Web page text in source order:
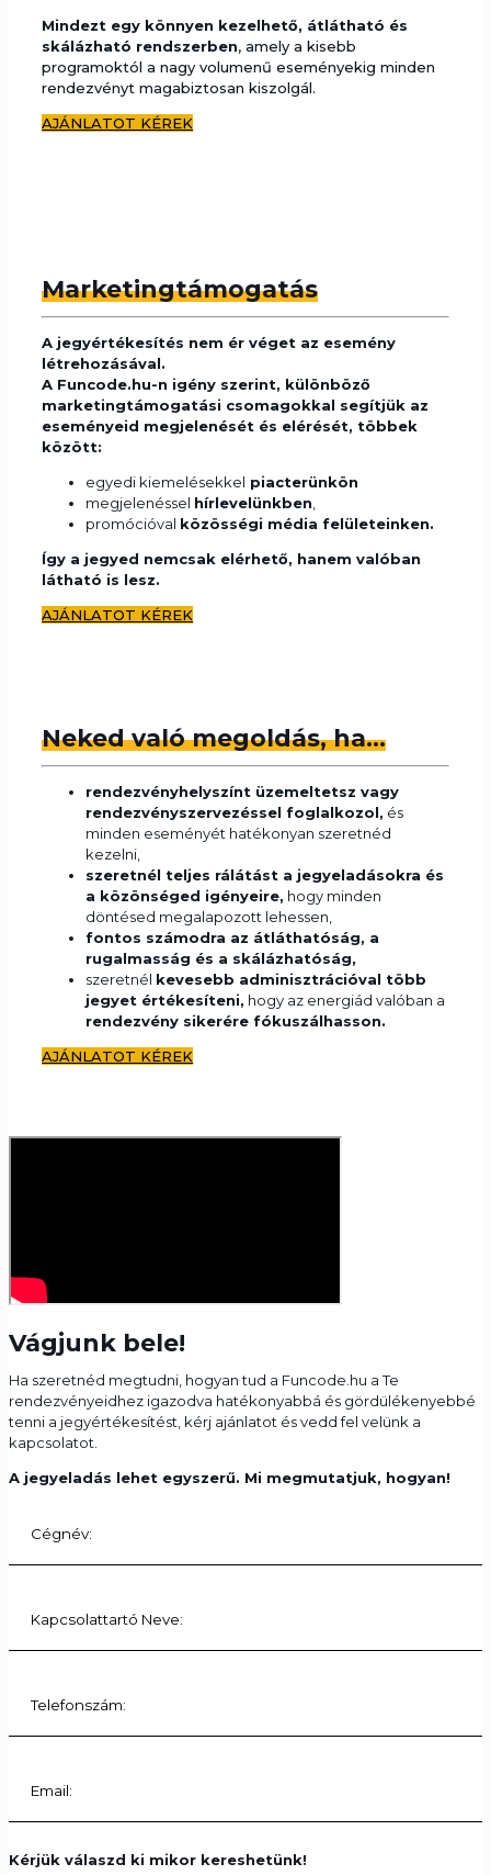
Mindezt egy könnyen kezelhető, átlátható és
skálázható rendszerben, amely a kisebb
programoktól a nagy volumenű eseményekig minden
rendezvényt magabiztosan kiszolgál.
AJÁNLATOT KÉREK
Marketingtámogatás
A jegyértékesítés nem ér véget az esemény
létrehozásával.
A Funcode.hu-n igény szerint, különböző
marketingtámogatási csomagokkal segítjük az
eseményeid megjelenését és elérését, többek
között:
egyedi kiemelésekkel piacterünkön
megjelenéssel hírlevelünkben
promócióval közösségi média felületeinken.
Így a jegyed nemcsak elérhető, hanem valóban
látható is lesz.
AJÁNLATOT KÉREK
Neked való megoldás, ha…
rendezvényhelyszínt üzemeltetsz vagy
rendezvényszervezéssel foglalkozol, és
minden eseményét hatékonyan szeretnéd
kezelni,
szeretnél teljes rálátást a jegyeladásokra és
a közönséged igényeire, hogy minden
döntésed megalapozott lehessen,
fontos számodra az átláthatóság, a
rugalmasság és a skálázhatóság,
szeretnél kevesebb adminisztrációval több
jegyet értékesíteni, hogy az energiád valóban a
rendezvény sikerére fókuszálhasson.
AJÁNLATOT KÉREK
Vágjunk bele!
Ha szeretnéd megtudni, hogyan tud a Funcode.hu a Te
rendezvényeidhez igazodva hatékonyabbá és gördülékenyebbé
tenni a jegyértékesítést, kérj ajánlatot és vedd fel velünk a
kapcsolatot.
A jegyeladás lehet egyszerű. Mi megmutatjuk, hogyan!
Kérjük válaszd ki mikor kereshetünk!